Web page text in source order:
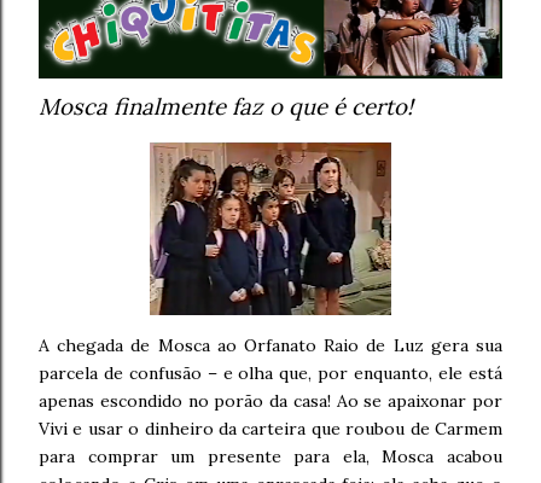
Mosca finalmente faz o que é certo!
A chegada de Mosca ao Orfanato Raio de Luz gera sua
parcela de confusão – e olha que, por enquanto, ele está
apenas escondido no porão da casa! Ao se apaixonar por
Vivi e usar o dinheiro da carteira que roubou de Carmem
para comprar um presente para ela, Mosca acabou